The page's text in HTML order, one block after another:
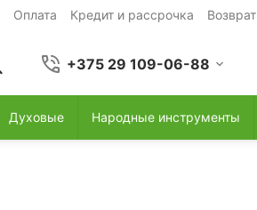
Оплата Кредит и рассрочка Возврат
+375 29 109-06-88
Духовые Народные инструменты